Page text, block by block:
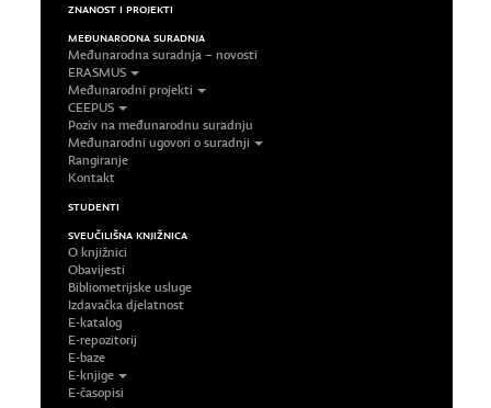
ZNANOST I PROJEKTI
MEĐUNARODNA SURADNJA
Međunarodna suradnja – novosti
ERASMUS
Međunarodni projekti
CEEPUS
Poziv na međunarodnu suradnju
Međunarodni ugovori o suradnji
Rangiranje
Kontakt
STUDENTI
SVEUČILIŠNA KNJIŽNICA
O knjižnici
Obavijesti
Bibliometrijske usluge
Izdavačka djelatnost
E-katalog
E-repozitorij
E-baze
E-knjige
E-časopisi